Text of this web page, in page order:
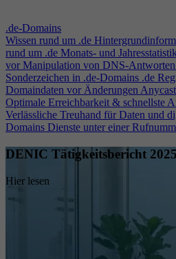
.de-Domains
Wissen rund um .de
rund um .de Monats- und
vor Manipulation von DNS-Antworten
Sonderzeichen in .de-Domains .de
Domaindaten vor Änderungen
Optimale Erreichbarkeit & schnellste
Verlässliche Treuhand für Daten und
Domains Dienste unter einer
DENIC Tätigkeitsbericht 2025
Hier lesen